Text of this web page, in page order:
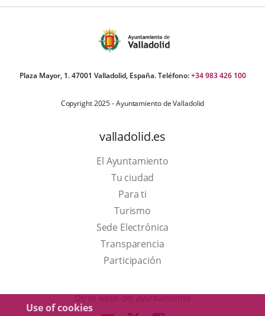
Use of cookies
Plaza Mayor, 1. 47001 Valladolid, España. Teléfono:+34 983 426 100
Copyright 2025 - Ayuntamiento de Valladolid
valladolid.es
El Ayuntamiento
Tu ciudad
Para ti
TurismoThis
link
will
open
a
Sede Electrónica
Transparencia
Participación
Otras webs del ayuntamiento